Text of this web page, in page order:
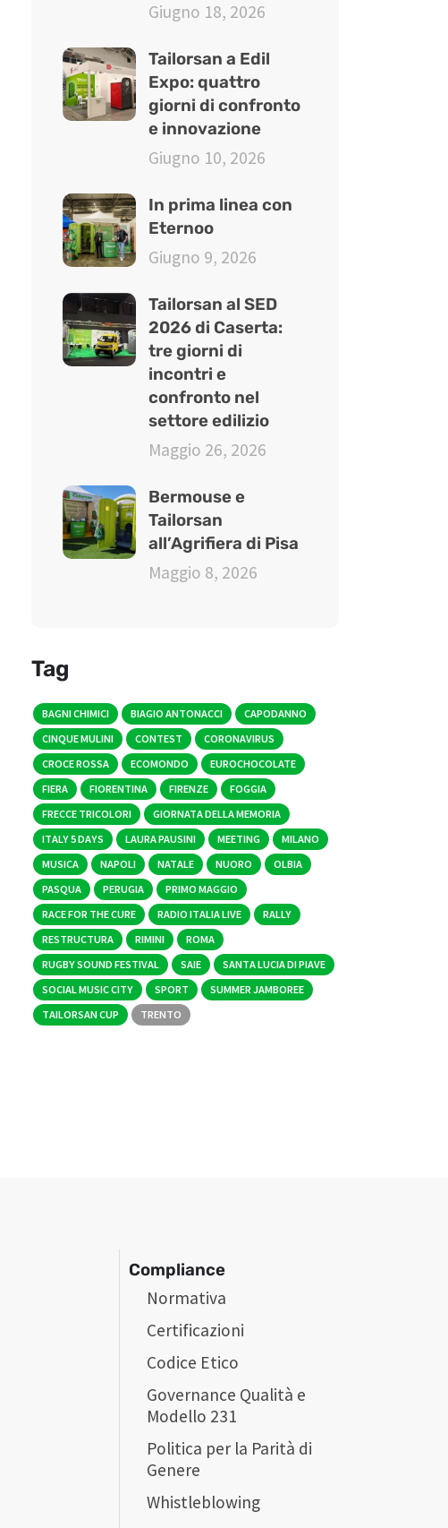
Giugno 18, 2026
Tailorsan a Edil
Expo: quattro
giorni di confronto
e innovazione
Giugno 10, 2026
In prima linea con
Eternoo
Giugno 9, 2026
Tailorsan al SED
2026 di Caserta:
tre giorni di
incontri e
confronto nel
settore edilizio
Maggio 26, 2026
Bermouse e
Tailorsan
all’Agrifiera di Pisa
Maggio 8, 2026
Tag
BAGNI CHIMICI BIAGIO ANTONACCI
CAPODANNO
CINQUE MULINI
CONTEST
CORONAVIRUS
CROCE ROSSA
ECOMONDO
EUROCHOCOLATE
FIERA
FIORENTINA FIRENZE
FOGGIA
FRECCE TRICOLORI
GIORNATA DELLA MEMORIA
ITALY 5 DAYS
LAURA PAUSINI MEETING
MILANO
MUSICA
NAPOLI NATALE NUORO
OLBIA
PASQUA
PERUGIA
PRIMO MAGGIO
RACE FOR THE CURE
RADIO ITALIA LIVE
RALLY
RESTRUCTURA
RIMINI
ROMA
RUGBY SOUND FESTIVAL
SAIE
SANTA LUCIA DI PIAVE
SOCIAL MUSIC CITY
SPORT
SUMMER JAMBOREE
TAILORSAN CUP
TRENTO
Compliance
Normativa
Certificazioni
Codice Etico
Governance Qualità e
Modello 231
Politica per la Parità di
Genere
Whistleblowing